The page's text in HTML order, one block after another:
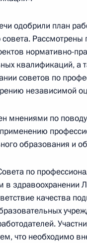
18:00
года, пятница
на
14:00
года, четверг
по
17:00
одобрили план
нормативно-
квалификаций, а
советов по
независимой
мнениями по
образования и
по
в здравоохранении
качества
что необходимо